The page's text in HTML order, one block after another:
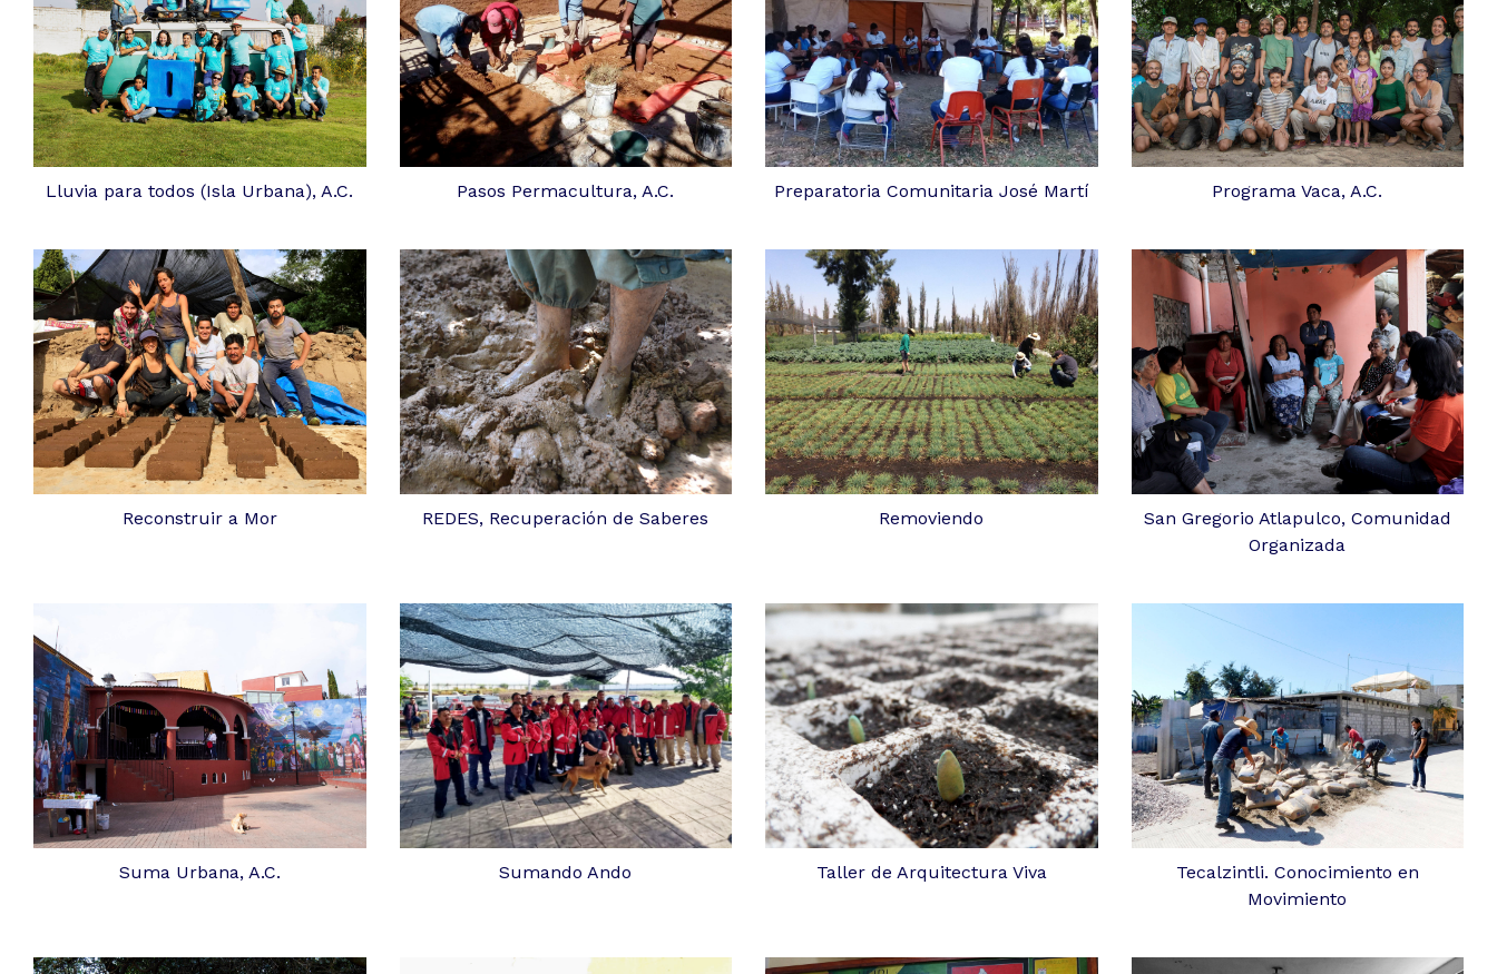
Lluvia para todos (Isla Urbana), A.C. Pasos Permacultura, A.C. Preparatoria Comunitaria José Martí Programa Vaca, A.C.
Reconstruir a Mor REDES, Recuperación de Saberes Removiendo
San Gregorio Atlapulco, Comunidad
Organizada
Suma Urbana, A.C. Sumando Ando Taller de Arquitectura Viva
Tecalzintli. Conocimiento en
Movimiento